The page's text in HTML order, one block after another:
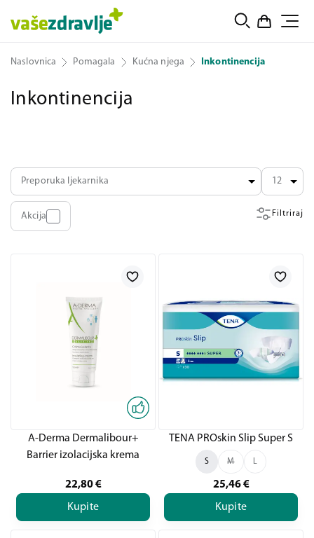
Naslovnica Pomagala Kućna njega Inkontinencija
Inkontinencija
Filtriraj
Akcija
Preporuka ljekarnika 12
A-Derma Dermalibour+
Barrier izolacijska krema
22,80 €
Kupite
TENA PROskin Slip Super S
S M L
25,46 €
Kupite